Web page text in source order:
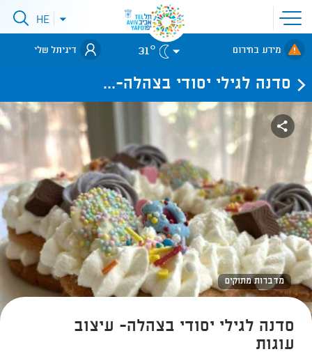
פתיחת
תפריט
אתר
לאתר עיריית
תל-אביב
פתיחתHE
מידע בחירום 31° דיגיתל שלי
סדנה לגילי יסודי בצהלה-...
מדברות מתוקים
סדנה לגילי יסודי בצהלה- עיצוב
עוגות